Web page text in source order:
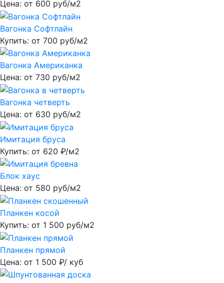
Цена: от 600 руб/м2
Вагонка Софтлайн
Купить: от 700 руб/м2
Вагонка Американка
Цена: от 730 руб/м2
Вагонка четверть
Цена: от 630 руб/м2
Имитация бруса
Купить: от 620 ₽/м2
Блок хаус
Цена: от 580 руб/м2
Планкен косой
Купить: от 1 500 руб/м2
Планкен прямой
Цена: от 1 500 ₽/ куб